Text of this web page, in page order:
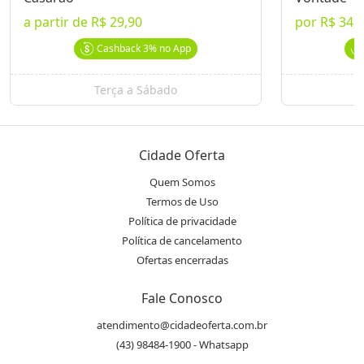
O Casarão Ver Mais Ofertas
location_on
Endereço
Av. Maringá, 899 - Vitória - Londrina, PR
Telefone
@ocasaraolondrina
4,5/5,0
starstarstarstarstar_half
a partir de R$ 29,90
Cashback3%no App
Terça a Sábado
por R$
Cidade Oferta
Quem Somos
Termos de Uso
Política de privacidade
Política de cancelamento
Ofertas encerradas
Fale Conosco
atendimento@cidadeoferta.com.br
(43) 98484-1900 - Whatsapp